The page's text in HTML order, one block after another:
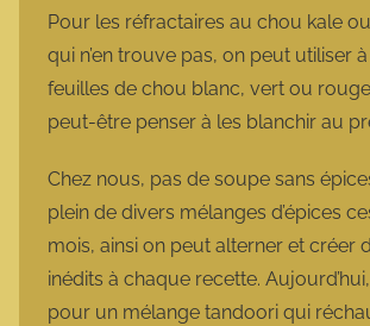
Pour les réfractaires au chou kale
qui n’en trouve pas, on peut utiliser
feuilles de chou blanc, vert ou
peut-être penser à les blanchir au
Chez nous, pas de soupe sans
plein de divers mélanges d’épices
mois, ainsi on peut alterner et créer
inédits à chaque recette. Aujourd’hui,
pour un mélange tandoori qui